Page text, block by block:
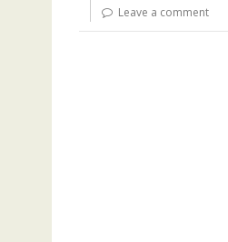
Leave a comment